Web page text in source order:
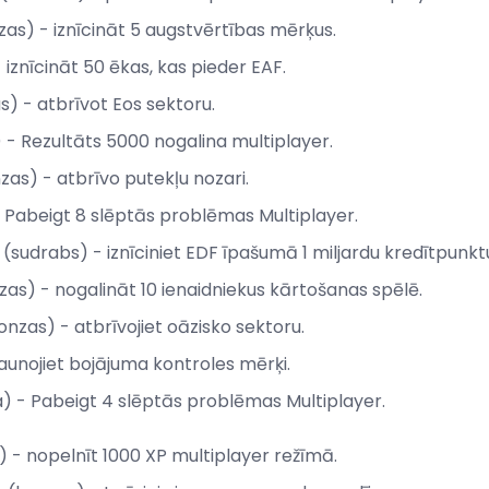
- iznīcināt 5 augstvērtības mērķus.
50 ēkas, kas pieder EAF.
- atbrīvot Eos sektoru.
- Rezultāts 5000 nogalina multiplayer.
- atbrīvo putekļu nozari.
8 slēptās problēmas Multiplayer.
- iznīciniet EDF īpašumā 1 miljardu
- nogalināt 10 ienaidniekus kārtošanas spēlē.
- atbrīvojiet oāzisko sektoru.
bojājuma kontroles mērķi.
- Pabeigt 4 slēptās problēmas Multiplayer.
- nopelnīt 1000 XP multiplayer režīmā.